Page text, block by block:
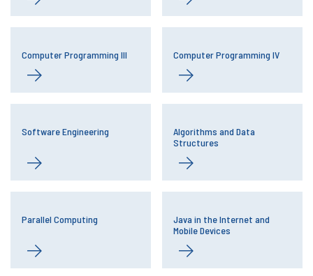
Computer Programming III Computer Programming IV
Software Engineering
Algorithms and Data
Structures
Parallel Computing
Java in the Internet and
Mobile Devices